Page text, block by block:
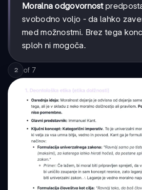
Moralna odgovornost
svobodno voljo - da lahko
med možnostmi. Brez tega
sploh ni mogoča.
2 of 7